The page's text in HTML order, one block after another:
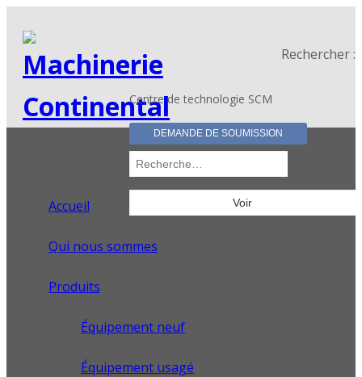
Centre de technologie SCM
DEMANDE DE SOUMISSION
Rechercher :
Accueil
Qui nous sommes
Produits
Équipement neuf
Équipement usagé